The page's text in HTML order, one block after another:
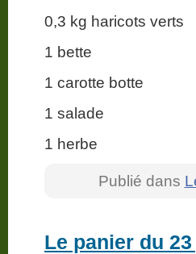
0,3 kg haricots verts
1 bette
1 carotte botte
1 salade
1 herbe
Publié dans
Le panier du